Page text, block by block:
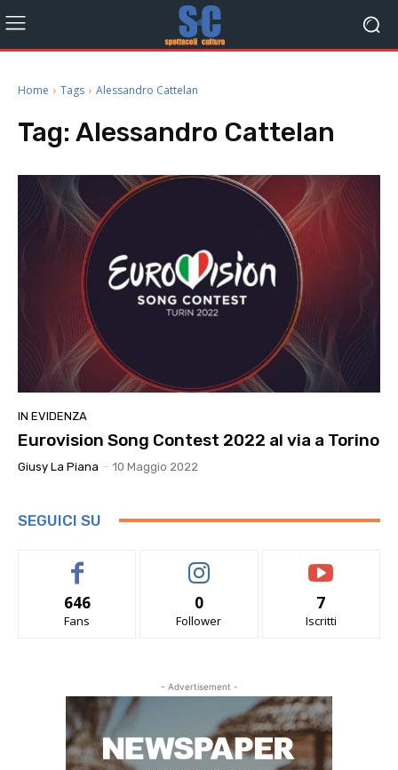
Home Tags Alessandro Cattelan
Tag: Alessandro Cattelan
IN EVIDENZA
Eurovision Song Contest 2022 al via a Torino
Giusy La Piana - 10 Maggio 2022
SEGUICI SU
646
Fans
0
Follower
7
Iscritti
- Advertisement -